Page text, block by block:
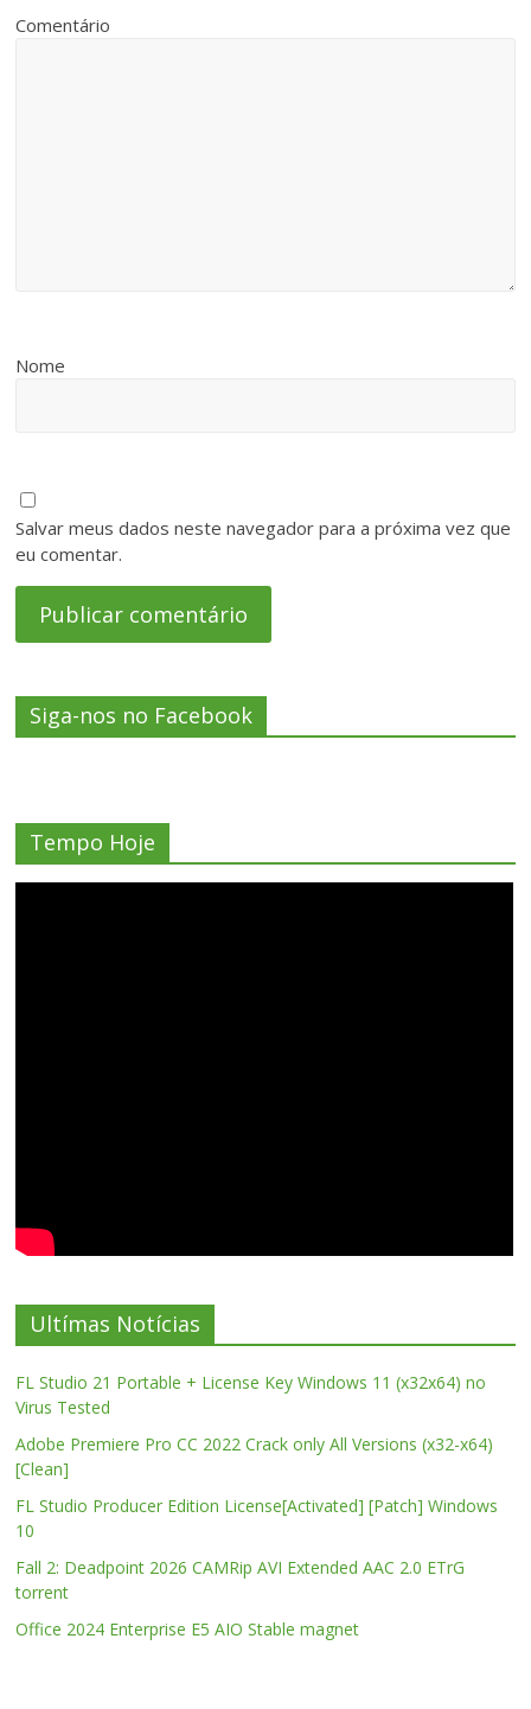
Comentário
Nome
Salvar meus dados neste navegador para a próxima vez que
eu comentar.
Siga-nos no Facebook
Tempo Hoje
Ultímas Notícias
FL Studio 21 Portable + License Key Windows 11 (x32x64) no
Virus Tested
Adobe Premiere Pro CC 2022 Crack only All Versions (x32-x64)
[Clean]
FL Studio Producer Edition License[Activated] [Patch] Windows
10
Fall 2: Deadpoint 2026 CAMRip AVI Extended AAC 2.0 ETrG
torrent
Office 2024 Enterprise E5 AIO Stable magnet